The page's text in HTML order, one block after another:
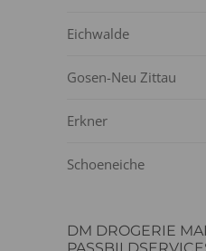
Eichwalde
Gosen-Neu Zittau
Erkner
Schoeneiche
DM DROGERIE